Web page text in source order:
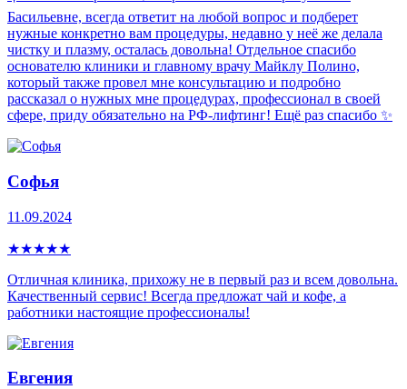
Басильевне, всегда ответит на любой вопрос и подберет
нужные конкретно вам процедуры, недавно у неё же делала
чистку и плазму, осталась довольна! Отдельное спасибо
основателю клиники и главному врачу Майклу Полино,
который также провел мне консультацию и подробно
рассказал о нужных мне процедурах, профессионал в своей
сфере, приду обязательно на РФ-лифтинг! Ещё раз спасибо ✨
Софья
11.09.2024
★★★★★
Отличная клиника, прихожу не в первый раз и всем довольна.
Качественный сервис! Всегда предложат чай и кофе, а
работники настоящие профессионалы!
Евгения